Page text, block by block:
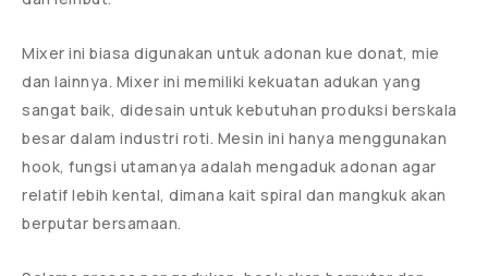
Mixer ini biasa digunakan untuk adonan kue donat, mie
dan lainnya. Mixer ini memiliki kekuatan adukan yang
sangat baik, didesain untuk kebutuhan produksi berskala
besar dalam industri roti. Mesin ini hanya menggunakan
hook, fungsi utamanya adalah mengaduk adonan agar
relatif lebih kental, dimana kait spiral dan mangkuk akan
berputar bersamaan.